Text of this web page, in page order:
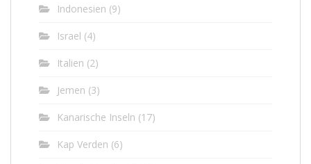
Indonesien (9)
Israel (4)
Italien (2)
Jemen (3)
Kanarische Inseln (17)
Kap Verden (6)